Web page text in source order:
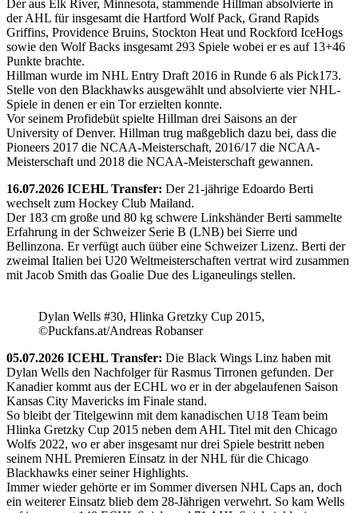
Der aus Elk River, Minnesota, stammende Hillman absolvierte in
der AHL für insgesamt die Hartford Wolf Pack, Grand Rapids
Griffins, Providence Bruins, Stockton Heat und Rockford IceHogs
sowie den Wolf Backs insgesamt 293 Spiele wobei er es auf 13+46
Punkte brachte.
Hillman wurde im NHL Entry Draft 2016 in Runde 6 als Pick173.
Stelle von den Blackhawks ausgewählt und absolvierte vier NHL-
Spiele in denen er ein Tor erzielten konnte.
Vor seinem Profidebüt spielte Hillman drei Saisons an der
University of Denver. Hillman trug maßgeblich dazu bei, dass die
Pioneers 2017 die NCAA-Meisterschaft, 2016/17 die NCAA-
Meisterschaft und 2018 die NCAA-Meisterschaft gewannen.
16.07.2026 ICEHL Transfer: Der 21-jährige Edoardo Berti
wechselt zum Hockey Club Mailand.
Der 183 cm große und 80 kg schwere Linkshänder Berti sammelte
Erfahrung in der Schweizer Serie B (LNB) bei Sierre und
Bellinzona. Er verfügt auch üüber eine Schweizer Lizenz. Berti der
zweimal Italien bei U20 Weltmeisterschaften vertrat wird zusammen
mit Jacob Smith das Goalie Due des Liganeulings stellen.
Dylan Wells #30, Hlinka Gretzky Cup 2015,
©Puckfans.at/Andreas Robanser
05.07.2026 ICEHL Transfer: Die Black Wings Linz haben mit
Dylan Wells den Nachfolger für Rasmus Tirronen gefunden. Der
Kanadier kommt aus der ECHL wo er in der abgelaufenen Saison
Kansas City Mavericks im Finale stand.
So bleibt der Titelgewinn mit dem kanadischen U18 Team beim
Hlinka Gretzky Cup 2015 neben dem AHL Titel mit den Chicago
Wolfs 2022, wo er aber insgesamt nur drei Spiele bestritt neben
seinem NHL Premieren Einsatz in der NHL für die Chicago
Blackhawks einer seiner Highlights.
Immer wieder gehörte er im Sommer diversen NHL Caps an, doch
ein weiterer Einsatz blieb dem 28-Jährigen verwehrt. So kam Wells